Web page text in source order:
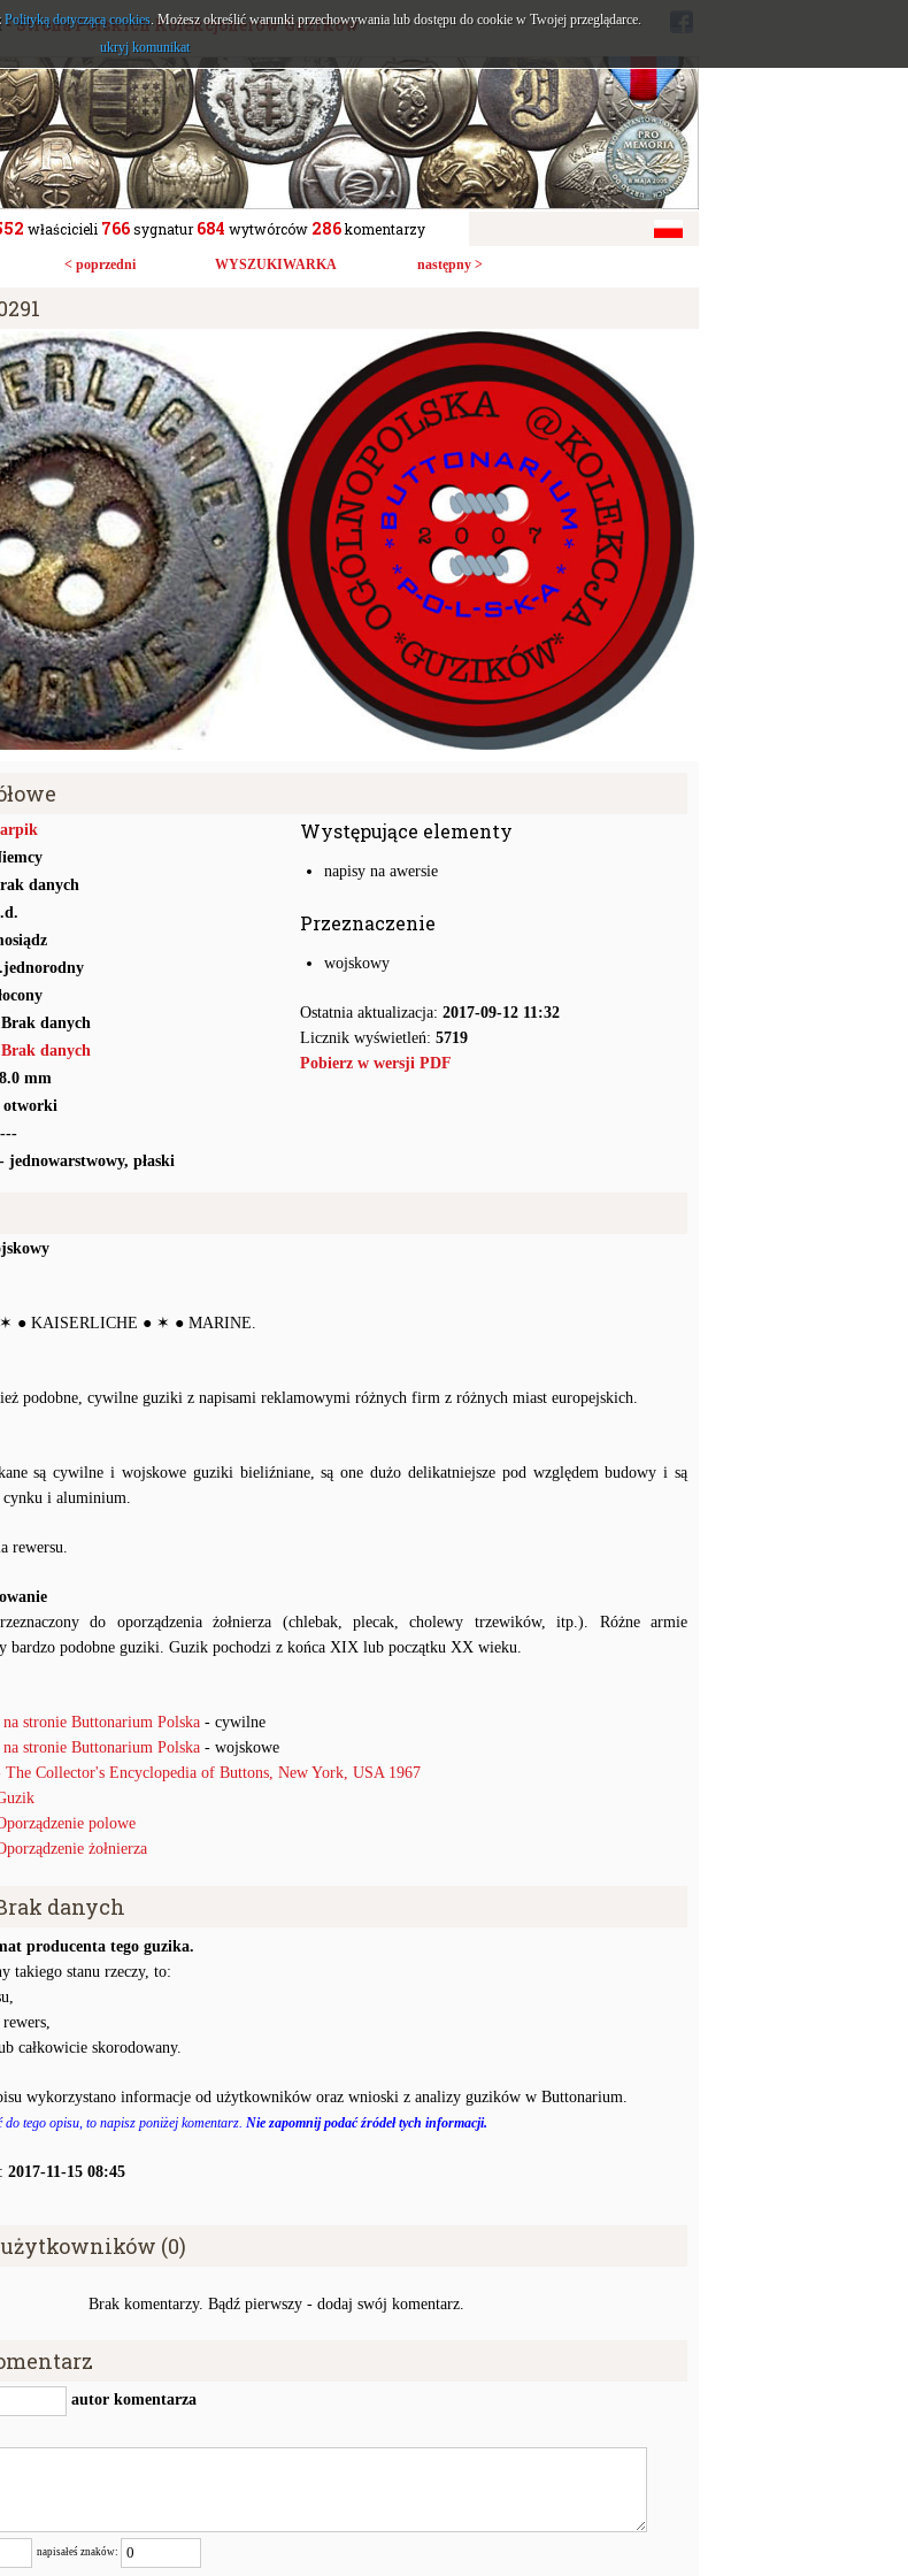
- Strona Polskich Kolekcjonerów Guzików
właścicieli 766sygnatur684 wytwórców 286komentarzy
< poprzedni WYSZUKIWARKA następny >
danych
danych
danych
mm
otworki
| - jednowarstwowy, płaski
Występujące elementy
napisy na awersie
Przeznaczenie
wojskowy
Ostatnia aktualizacja: 2017-09-12 11:32
Licznik wyświetleń: 5719
Pobierz w wersji PDF
✶ ● KAISERLICHE ● ✶ ● MARINE.
podobne, cywilne guziki z napisami reklamowymi różnych firm z różnych miast europejskich.
są cywilne i wojskowe guziki bieliźniane, są one dużo delikatniejsze pod względem budowy i są
cynku i aluminium.
rewersu.
do oporządzenia żołnierza (chlebak, plecak, cholewy trzewików, itp.). Różne armie
bardzo podobne guziki. Guzik pochodzi z końca XIX lub początku XX wieku.
stronie Buttonarium Polska - cywilne
stronie Buttonarium Polska - wojskowe
The Collector's Encyclopedia of Buttons, New York, USA 1967
polowe
żołnierza
danych
producenta tego guzika.
takiego stanu rzeczy, to:
całkowicie skorodowany.
wykorzystano informacje od użytkowników oraz wnioski z analizy guzików w Buttonarium.
do tego opisu, to napisz poniżej komentarz. Nie zapomnij podać źródeł tych informacji.
2017-11-15 08:45
(0)
Brak komentarzy. Bądź pierwszy - dodaj swój komentarz.
autor komentarza
napisałeś znaków:
Polityką dotyczącą cookies. Możesz określić warunki przechowywania lub dostępu do cookie w Twojej przeglądarce.
ukryj komunikat